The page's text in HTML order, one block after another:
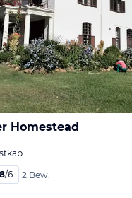
Homestead
/6 2 Bew.